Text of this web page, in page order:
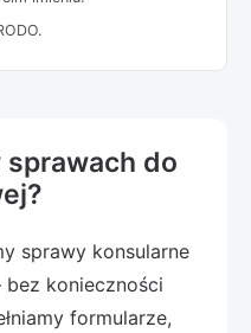
sprawach do
sprawy konsularne
konieczności
formularze,